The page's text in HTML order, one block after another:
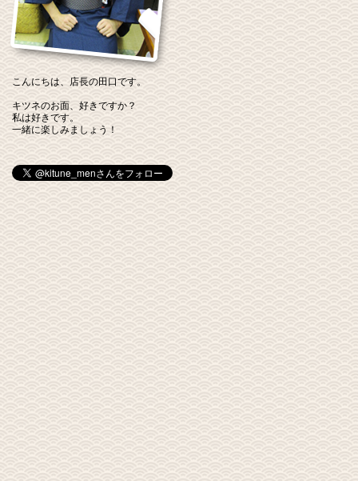
こんにちは、店長の田口です。
キツネのお面、好きですか？
私は好きです。
一緒に楽しみましょう！